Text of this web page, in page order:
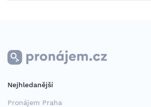
Nejhledanější
Pronájem Praha